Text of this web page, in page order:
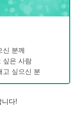
신 분께
싶은 사람
고 싶으신 분
다!